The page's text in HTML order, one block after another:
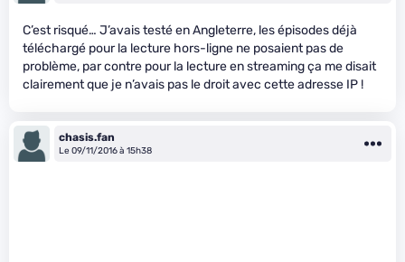
C’est risqué… J’avais testé en Angleterre, les épisodes déjà
téléchargé pour la lecture hors-ligne ne posaient pas de
problème, par contre pour la lecture en streaming ça me disait
clairement que je n’avais pas le droit avec cette adresse IP !
chasis.fan
Le 09/11/2016 à 15h38